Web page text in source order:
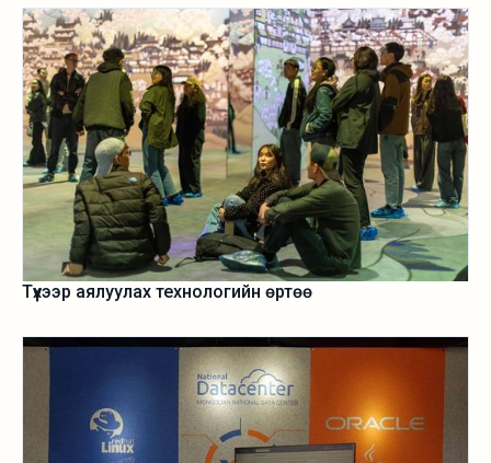
мэдээлэл алдагдах аюулын эх сурвалж болж буйг дурджээ.
Түүхээр аялуулах технологийн өртөө